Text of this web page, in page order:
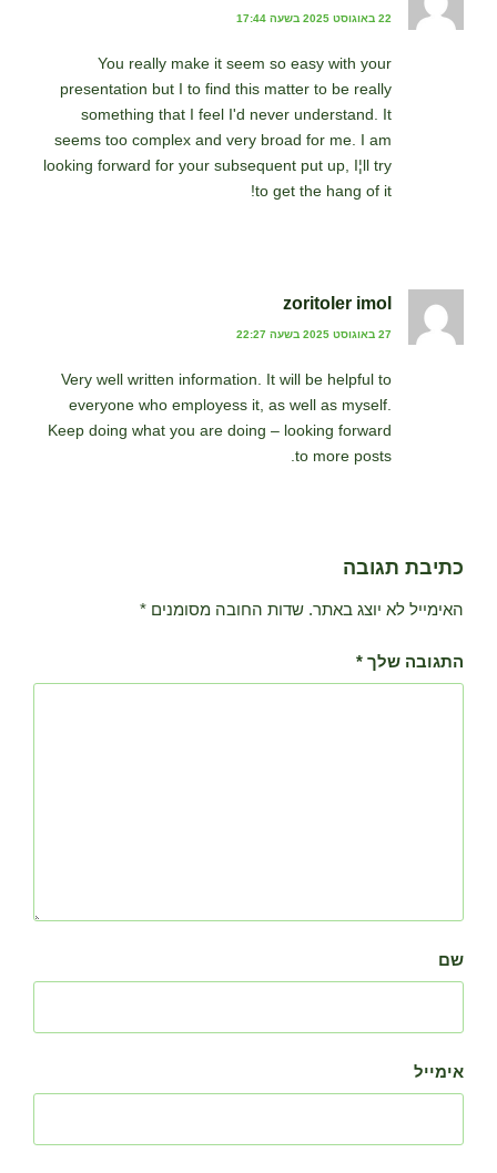
22 באוגוסט 2025 בשעה 17:44
You really make it seem so easy with your
presentation but I to find this matter to be really
something that I feel I'd never understand. It
seems too complex and very broad for me. I am
looking forward for your subsequent put up, I¦ll try
to get the hang of it!
zoritoler imol
27 באוגוסט 2025 בשעה 22:27
Very well written information. It will be helpful to
everyone who employess it, as well as myself.
Keep doing what you are doing – looking forward
to more posts.
כתיבת תגובה
האימייל לא יוצג באתר. שדות החובה מסומנים *
התגובה שלך *
שם
אימייל